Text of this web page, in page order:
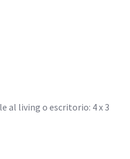
al living o escritorio: 4 x 3